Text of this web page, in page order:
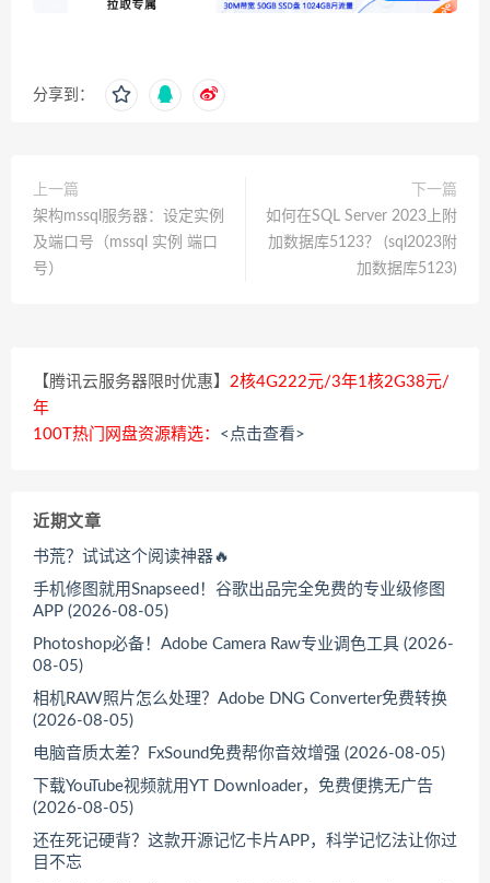
分享到：
上一篇
架构mssql服务器：设定实例
及端口号（mssql 实例 端口
号）
下一篇
如何在SQL Server 2023上附
加数据库5123？ (sql2023附
加数据库5123)
【腾讯云服务器限时优惠】 2核4G222元/3年1核2G38元/
年
100T热门网盘资源精选： <点击查看>
近期文章
书荒？试试这个阅读神器🔥
手机修图就用Snapseed！谷歌出品完全免费的专业级修图
APP (2026-08-05)
Photoshop必备！Adobe Camera Raw专业调色工具 (2026-
08-05)
相机RAW照片怎么处理？Adobe DNG Converter免费转换
(2026-08-05)
电脑音质太差？FxSound免费帮你音效增强 (2026-08-05)
下载YouTube视频就用YT Downloader，免费便携无广告
(2026-08-05)
还在死记硬背？这款开源记忆卡片APP，科学记忆法让你过
目不忘